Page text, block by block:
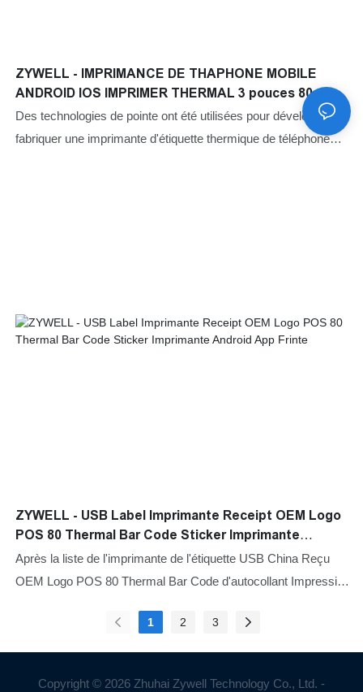
ZYWELL - IMPRIMANCE DE THAPHONE MOBILE
ANDROID IOS IMPRIMER THERMAL 3 pouces 80 mm
USB WiFi Barcode Imprimante
Des technologies de pointe ont été utilisées pour développer et
fabriquer une imprimante d'étiquette thermique de téléphone
ZYWELL - USB Label Imprimante Receipt OEM Logo
POS 80 Thermal Bar Code Sticker Imprimante
Android App Frinte
Après la liste de l'imprimante de l'étiquette USB China Reçu
OEM Logo POS 80 Thermal Bar Code d'autocollant Impression
différenciées, il répond non seulement aux besoins réels des
clients, mais apporte également une augmentation de la valeur
1 2 3
Copyright © 2026 Zhuhai Zywell Technology Co., Ltd. -